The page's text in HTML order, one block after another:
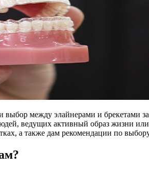
между элайнерами и брекетами
ведущих активный образ жизни
а также дам рекомендации по